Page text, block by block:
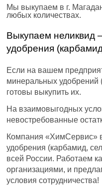
Мы выкупаем в г.
любых количествах.
Выкупаем неликвид
удобрения
Если на вашем
минеральных удобрений
готовы выкупить их.
На взаимовыгодных
невостребованные
Компания «ХимСервис»
удобрения (карбамид,
всей России. Работаем
организациями, и
условия сотрудничества!